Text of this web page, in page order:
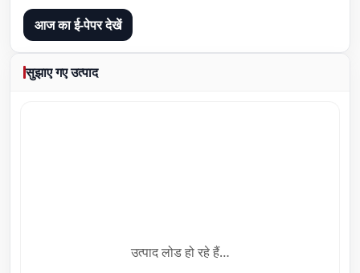
आज का ई-पेपर देखें
सुझाए गए उत्पाद
उत्पाद लोड हो रहे हैं…